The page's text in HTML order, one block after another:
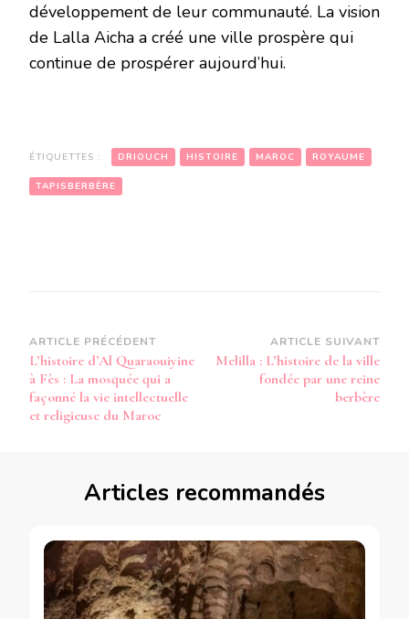
développement de leur communauté. La vision
de Lalla Aicha a créé une ville prospère qui
continue de prospérer aujourd’hui.
ÉTIQUETTES : DRIOUCH HISTOIRE MAROC ROYAUME
TAPISBERBÈRE
Navigation
d’article
ARTICLE PRÉCÉDENT
L’histoire d’Al Quaraouiyine
à Fès : La mosquée qui a
façonné la vie intellectuelle
et religieuse du Maroc
ARTICLE SUIVANT
Melilla : L’histoire de la ville
fondée par une reine
berbère
Articles recommandés